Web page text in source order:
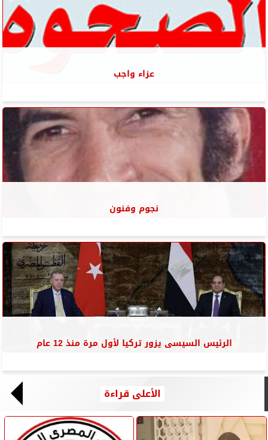
عزاء واجب
نجوم وفنون
الرئيس السيسى يزور تركيا لأول مرة منذ 12 عام
الأعلى قراءة